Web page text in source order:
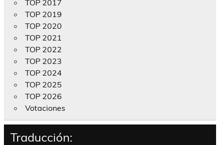
TOP 2017
TOP 2019
TOP 2020
TOP 2021
TOP 2022
TOP 2023
TOP 2024
TOP 2025
TOP 2026
Votaciones
Traducción: